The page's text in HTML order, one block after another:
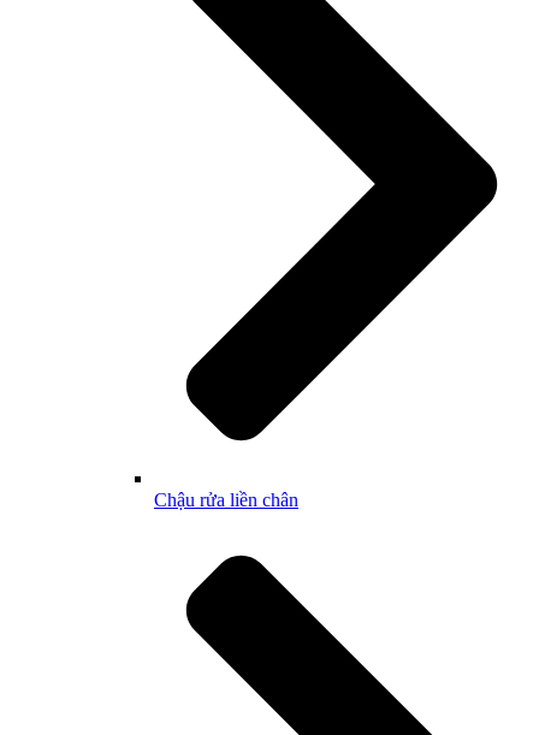
Chậu rửa liền chân